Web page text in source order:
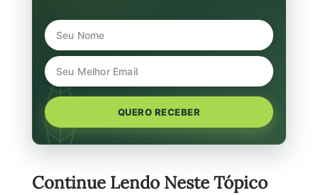
QUERO RECEBER
Continue Lendo Neste Tópico